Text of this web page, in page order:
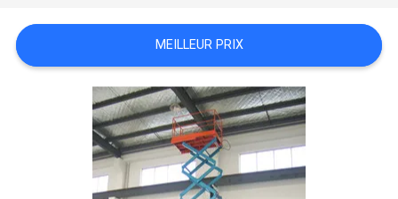
NOUVELLES
DEMANDEZ
UN DEVIS
MEILLEUR PRIX